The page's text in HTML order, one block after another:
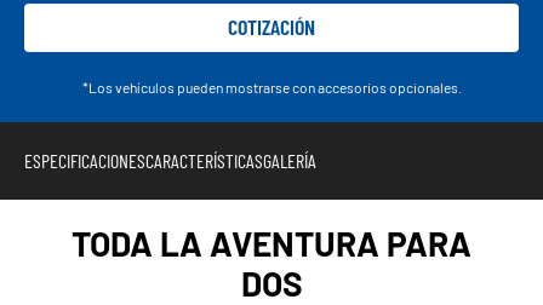
COTIZACIÓN
*Los vehículos pueden mostrarse con accesorios opcionales.
ESPECIFICACIONESCARACTERÍSTICASGALERÍA
TODA LA AVENTURA PARA
DOS